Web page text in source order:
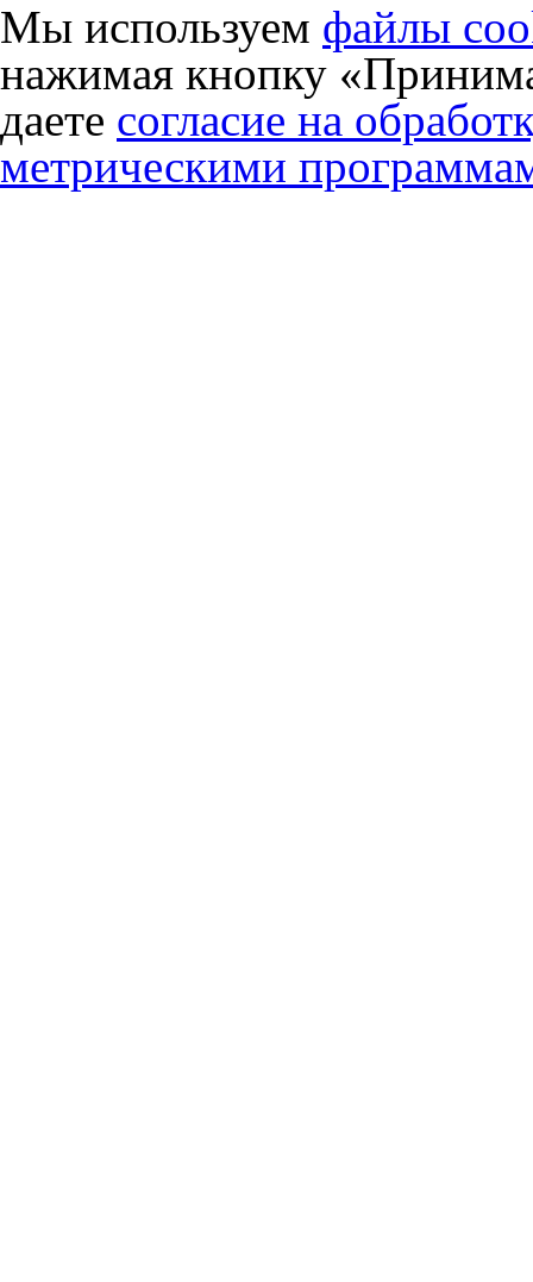
Мы используем файлы
нажимая кнопку
даете согласие на
метрическими